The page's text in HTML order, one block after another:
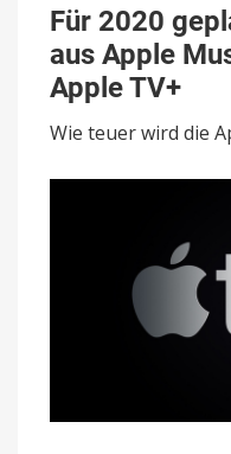
2020
Mega-
Apple
Music,
Apple
TV+
Für 2020
aus Apple
Apple TV+
Wie teuer wird die